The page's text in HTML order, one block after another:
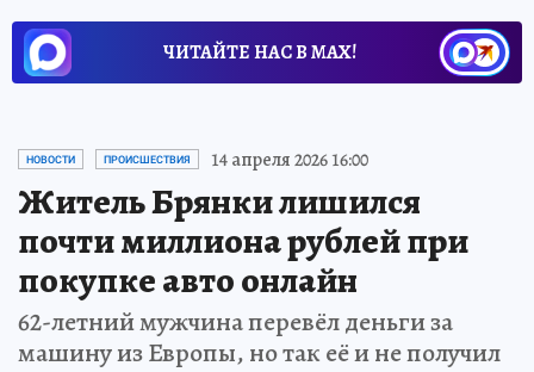
ЧИТАЙТЕ НАС В МАХ!
НОВОСТИ ПРОИСШЕСТВИЯ 14 апреля 2026 16:00
Житель Брянки лишился
почти миллиона рублей при
покупке авто онлайн
62-летний мужчина перевёл деньги за
машину из Европы, но так её и не получил